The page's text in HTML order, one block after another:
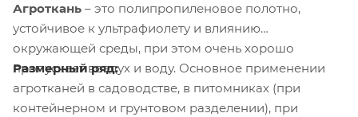
Агроткань – это полипропиленовое полотно,
устойчивое к ультрафиолету и влиянию
окружающей среды, при этом очень хорошо
пропускает воздух и воду. Основное применении
агротканей в садоводстве, в питомниках (при
контейнерном и грунтовом разделении), при
Размерный ряд: